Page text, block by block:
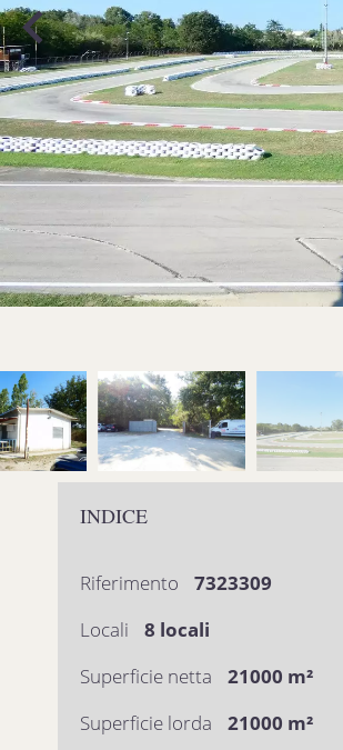
INDICE
Riferimento
7323309
Locali
8 locali
Superficie netta
21000 m²
Superficie lorda
21000 m²